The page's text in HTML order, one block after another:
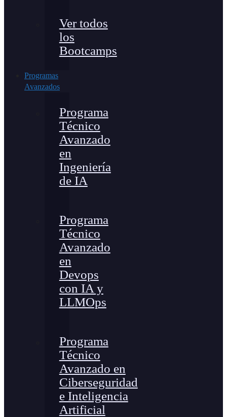
Ver todos
los
Bootcamps
Programas
Avanzados
Programa
Técnico
Avanzado
en
Ingeniería
de IA
Programa
Técnico
Avanzado
en
Devops
con IA y
LLMOps
Programa
Técnico
Avanzado en
Ciberseguridad
e Inteligencia
Artificial